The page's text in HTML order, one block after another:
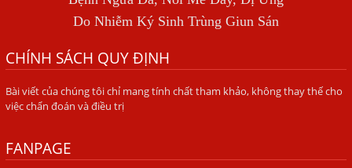
BÍ QUYẾT GIÚP ĐƯỜNG RUỘT KHỎE LẠI
Có Nên Quá Lo Lắng Khi Bị Ngứa Kéo Dài Do Nhiễm Giun
Đũa Chó Mèo?
TÔI KHÔNG NGỜ ĐẾN MÌNH CŨNG BỊ NHIỄM SÁN CHÓ
Viêm Da Dị Ứng Kéo Dài Tôi Chỉ Mong Tìm Được Nguyên
Nhân Để Chữa Trị.
Do Nhiễm Ký Sinh Trùng Giun Sán
CHÍNH SÁCH QUY ĐỊNH
Bài viết của chúng tôi chỉ mang tính chất tham khảo, không thay thế cho
việc chẩn đoán và điều trị
FANPAGE